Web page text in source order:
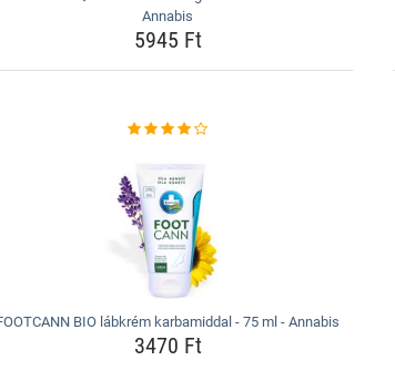
Annabis
5945 Ft
BIO lábkrém karbamiddal - 75 ml - Annabis
3470 Ft